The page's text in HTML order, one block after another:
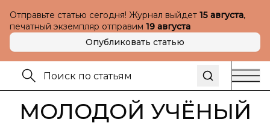
Отправьте статью сегодня! Журнал выйдет 15 августа,
печатный экземпляр отправим 19 августа
Опубликовать статью
МОЛОДОЙ УЧЁНЫЙ